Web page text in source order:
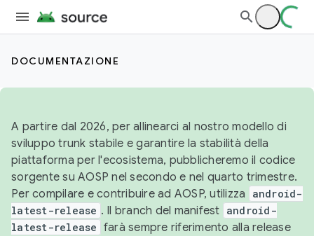
DOCUMENTAZIONE
A partire dal 2026, per allinearci al nostro modello di
sviluppo trunk stabile e garantire la stabilità della
piattaforma per l'ecosistema, pubblicheremo il codice
sorgente su AOSP nel secondo e nel quarto trimestre.
Per compilare e contribuire ad AOSP, utilizza
android-
latest-release . Il branch del manifest android-
latest-release farà sempre riferimento alla release